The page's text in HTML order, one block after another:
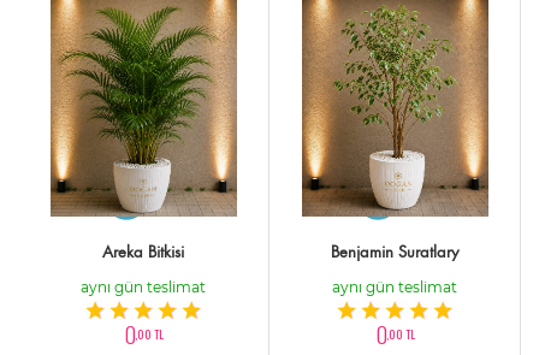
Areka Bitkisi
aynı gün teslimat
0,00 TL
Benjamin Suratlary
aynı gün teslimat
0,00 TL